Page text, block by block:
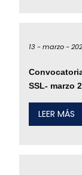
13 -marzo -
SSL- marzo
LEER MÁS